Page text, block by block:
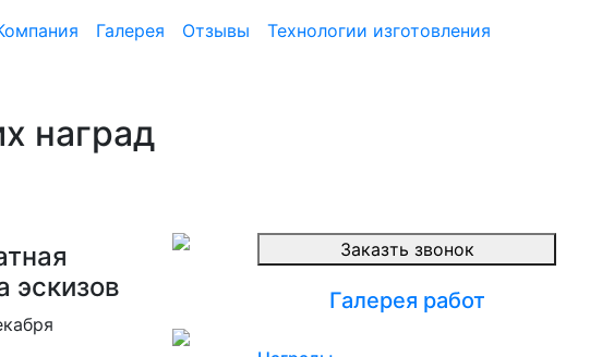
наград
Галерея Отзывы
Технологии изготовления
эскизов
Заказть звонок
Галерея работ